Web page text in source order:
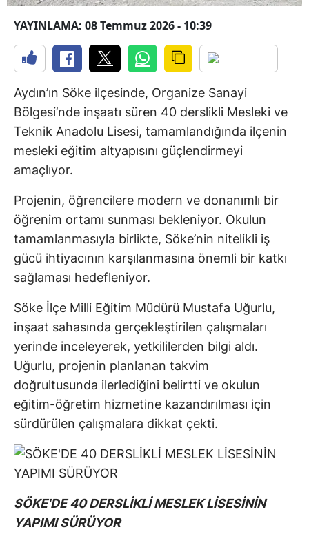
YAYINLAMA: 08 Temmuz 2026 - 10:39
Aydın’ın Söke ilçesinde, Organize Sanayi
Bölgesi’nde inşaatı süren 40 derslikli Mesleki ve
Teknik Anadolu Lisesi, tamamlandığında ilçenin
mesleki eğitim altyapısını güçlendirmeyi
amaçlıyor.
Projenin, öğrencilere modern ve donanımlı bir
öğrenim ortamı sunması bekleniyor. Okulun
tamamlanmasıyla birlikte, Söke’nin nitelikli iş
gücü ihtiyacının karşılanmasına önemli bir katkı
sağlaması hedefleniyor.
Söke İlçe Milli Eğitim Müdürü Mustafa Uğurlu,
inşaat sahasında gerçekleştirilen çalışmaları
yerinde inceleyerek, yetkililerden bilgi aldı.
Uğurlu, projenin planlanan takvim
doğrultusunda ilerlediğini belirtti ve okulun
eğitim-öğretim hizmetine kazandırılması için
sürdürülen çalışmalara dikkat çekti.
SÖKE'DE 40 DERSLİKLİ MESLEK LİSESİNİN
YAPIMI SÜRÜYOR